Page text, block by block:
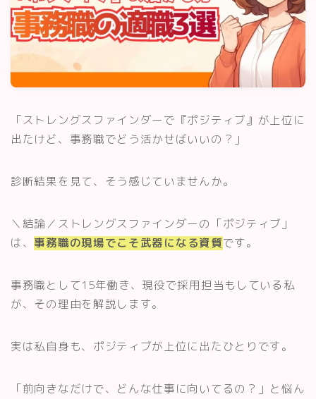
エージェント・サイトの評判
スキルアップ・資格
記事一覧
「ストレングスファインダーで『ポジティブ』が上位に
出たけど、事務職でどう活かせばいいの？」
診断結果を見て、そう感じていませんか。
＼結論／ストレングスファインダーの「ポジティブ」
は、 事務職の現場でこそ武器になる資質です。
事務職として15年働き、現役で採用担当もしている私
が、その理由を解説します。
実は私自身も、ポジティブが上位に出たひとりです。
「前向きなだけで、どんな仕事に向いてるの？」と悩ん